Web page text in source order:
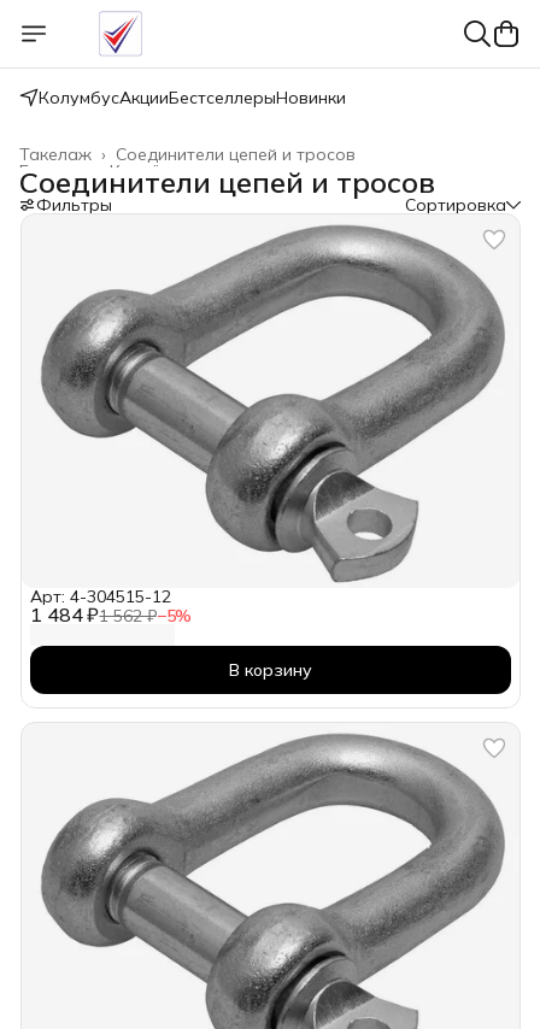
КолумбусАкцииБестселлерыНовинки
Соединители цепей и тросов
Такелаж ›
Крепёжные изделия ›
Главная
Соединители цепей и тросов
Фильтры Сортировка
1 484 ₽1 562 ₽−5%
Арт: 4-304515-12
В корзину